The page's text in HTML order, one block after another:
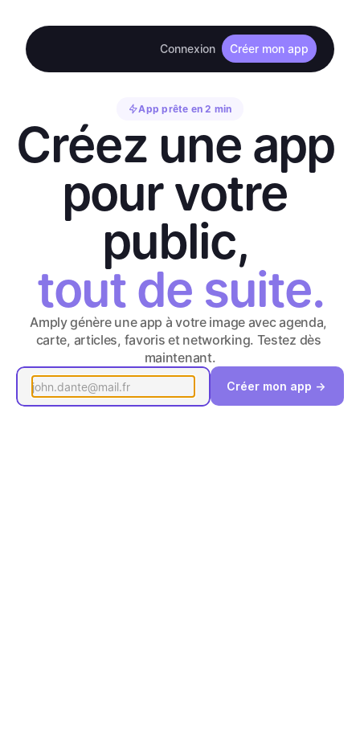
Connexion Créer mon app
App prête en 2 min
Créez une app
pour votre
public,
tout de suite.
Amply génère une app à votre image avec agenda,
carte, articles, favoris et networking. Testez dès
maintenant.
Créer mon app ->